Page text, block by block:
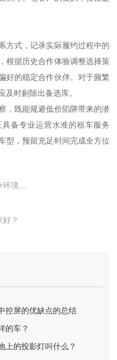
方式，记录实际履约过程中的
根据历史合作体验调整选择策
好的稳定合作伙伴。对于频繁
及时剔除出备选库。
，既能规避低价陷阱带来的潜
备专业运营水准的租车服务
型，预留充足时间完成全方位
上一篇：成都租车行业竞争环境分析
？
控屏的优缺点的总结
的车？
上的投影灯叫什么？